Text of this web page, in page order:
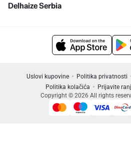
Delhaize Serbia
Uslovi kupovine Politika privatnosti
Politika kolačića
Prijavite
Copyright © 2026 All rights